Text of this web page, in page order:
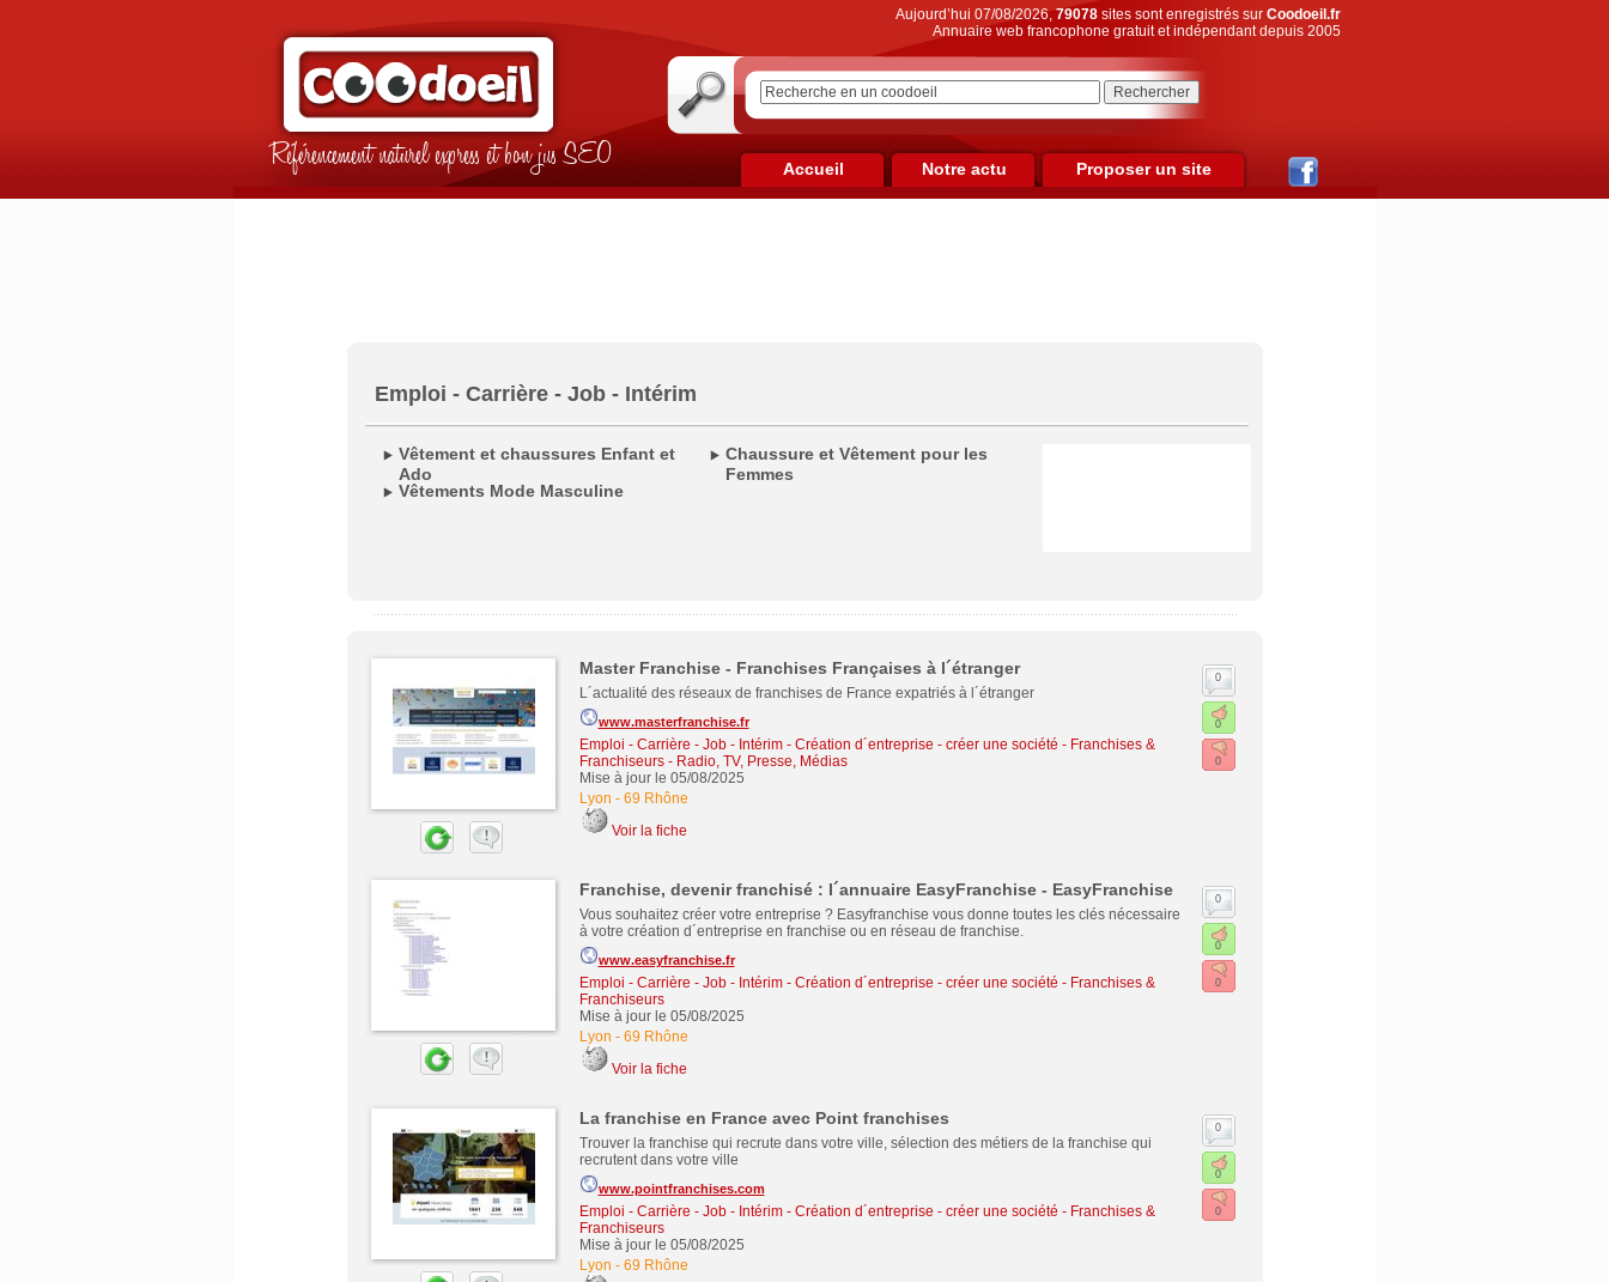
Référencement naturel express et bon jus SEO
Aujourd’hui 07/08/2026,79078sites sont enregistrés sur Coodoeil.fr
Annuaire web francophone gratuit et indépendant depuis 2005
Accueil Notre actu Proposer un site
Emploi - Carrière - Job - Intérim
Vêtement et chaussures Enfant et
Ado
Chaussure et Vêtement pour les
Femmes
Vêtements Mode Masculine
Master Franchise - Franchises Françaises à l´étranger
L´actualité des réseaux de franchises de France expatriés à l´étranger
www.masterfranchise.fr
Emploi - Carrière - Job - Intérim- Création d´entreprise - créer une société - Franchises &
Franchiseurs- Radio, TV, Presse, Médias
Mise à jour le 05/08/2025
Lyon - 69 Rhône
Voir la fiche
0
0
0
Franchise, devenir franchisé : l´annuaire EasyFranchise - EasyFranchise
Vous souhaitez créer votre entreprise ? Easyfranchise vous donne toutes les clés nécessaire
à votre création d´entreprise en franchise ou en réseau de franchise.
www.easyfranchise.fr
Emploi - Carrière - Job - Intérim- Création d´entreprise - créer une société - Franchises &
Franchiseurs
Mise à jour le 05/08/2025
Lyon - 69 Rhône
Voir la fiche
0
0
0
La franchise en France avec Point franchises
Trouver la franchise qui recrute dans votre ville, sélection des métiers de la franchise qui
recrutent dans votre ville
www.pointfranchises.com
Emploi - Carrière - Job - Intérim- Création d´entreprise - créer une société - Franchises &
Franchiseurs
Mise à jour le 05/08/2025
Lyon - 69 Rhône
0
0
0